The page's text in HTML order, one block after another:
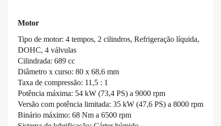
Motor
Tipo de motor: 4 tempos, 2 cilindros, Refrigeração líquida,
DOHC, 4 válvulas
Cilindrada: 689 cc
Diâmetro x curso: 80 x 68,6 mm
Taxa de compressão: 11,5 : 1
Potência máxima: 54 kW (73,4 PS) a 9000 rpm
Versão com potência limitada: 35 kW (47,6 PS) a 8000 rpm
Binário máximo: 68 Nm a 6500 rpm